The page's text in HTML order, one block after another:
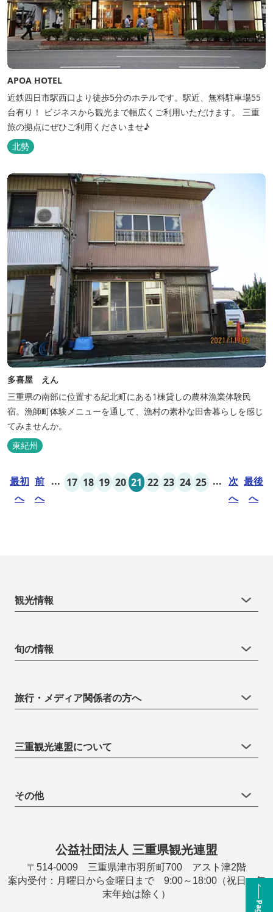
APOA HOTEL
近鉄四日市駅西口より徒歩5分のホテルです。駅近、無料駐車場55
台有り！ ビジネスから観光まで幅広くご利用いただけます。 三重
旅の拠点にぜひご利用くださいませ♪
北勢
多喜屋 えん
三重県の南部に位置する紀北町にある1棟貸しの農林漁業体験民
宿。漁師町体験メニューを通して、漁村の素朴な田舎暮らしを感じ
てみませんか。
東紀州
最初
へ
前
へ
... 17 18 19 20 21 22 23 24 25 ... 次
へ
最後
へ
観光情報
旬の情報
旅行・メディア関係者の方へ
三重観光連盟について
その他
公益社団法人 三重県観光連盟
〒514-0009 三重県津市羽所町700 アスト津2階
案内受付：月曜日から金曜日まで 9:00～18:00（祝日・年
末年始は除く）